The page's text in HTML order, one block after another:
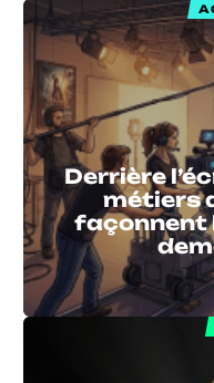
Derrière
métiers
façonnent